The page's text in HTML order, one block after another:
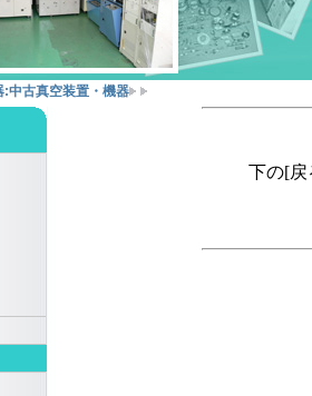
:中古真空装置・機器
下の[戻